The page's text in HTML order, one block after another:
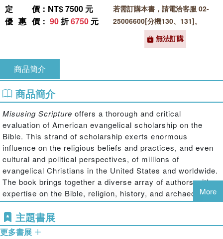
定價 ：NT$ 7500 元
優惠價 ： 90折6750 元
若需訂購本書，請電洽客服 02-
25006600[分機130、131]。
無法訂購
商品簡介
商品簡介
Misusing Scripture offers a thorough and critical
evaluation of American evangelical scholarship on the
Bible. This strand of scholarship exerts enormous
influence on the religious beliefs and practices, and even
cultural and political perspectives, of millions of
evangelical Christians in the United States and worldwide.
The book brings together a diverse array of authors with
expertise on the Bible, religion, history, and archaeology to
critique the nature and growth of "faith-based" biblical
scholarship. The chapters focus on inerrancy and textual
criticism, archaeology and history, and the Bible in its
More
主題書展
更多書展